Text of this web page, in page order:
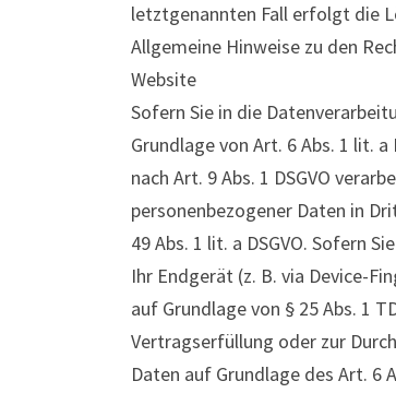
letztgenannten Fall erfolgt die
Allgemeine Hinweise zu den
Website
Sofern Sie in die
Grundlage von Art. 6 Abs. 1 lit.
nach Art. 9 Abs. 1 DSGVO
personenbezogener Daten in
49 Abs. 1 lit. a DSGVO. Sofern
Ihr Endgerät (z. B. via Device-
auf Grundlage von § 25 Abs. 1
Vertragserfüllung oder zur
Daten auf Grundlage des Art. 6